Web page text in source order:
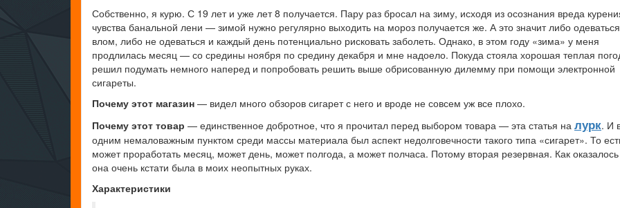
Собственно, я курю. С 19 лет и уже лет 8 получается. Пару раз бросал на зиму, исходя из осознания вреда
чувства банальной лени — зимой нужно регулярно выходить на мороз получается же. А это значит либо
влом, либо не одеваться и каждый день потенциально рисковать заболеть. Однако, в этом году «зима» у меня
продлилась месяц — со средины ноября по средину декабря и мне надоело. Покуда стояла хорошая теплая
решил подумать немного наперед и попробовать решить выше обрисованную дилемму при помощи электронной
сигареты.
Почему этот магазин — видел много обзоров сигарет с него и вроде не совсем уж все плохо.
Почему этот товар — единственное добротное, что я прочитал перед выбором товара — эта статья на лурк. И
одним немаловажным пунктом среди массы материала был аспект недолговечности такого типа «сигарет». То
может проработать месяц, может день, может полгода, а может полчаса. Потому вторая резервная. Как
она очень кстати была в моих неопытных руках.
Характеристики